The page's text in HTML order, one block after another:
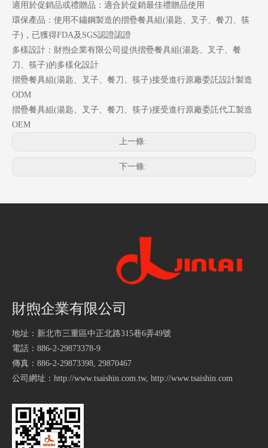
適用於促銷品或禮贈品：適合於促銷最佳禮贈品使用
環保產品：使用不鏽鋼製造的摺疉餐具組(湯匙、叉子、餐刀、筷
子)，已獲得FDA及SGS認證認證
多樣設計：財煦企業有限公司提供摺疉餐具組(湯匙、叉子、餐
刀、筷子)的多樣化設計
摺疉餐具組(湯匙、叉子、餐刀、筷子)接受進行原廠委託設計製造
ODM
摺疉餐具組(湯匙、叉子、餐刀、筷子)接受進行原廠委託代工製造
OEM
上一條:
下一條:
財煦企業有限公司
地址：新北市三重區中正北路315巷6弄49號
電話：886-2-29873378-9
傳真：886-2-29873398, 29870467
公司網址： http://www.tsaishin.com.tw, http://www.tsaishin.com